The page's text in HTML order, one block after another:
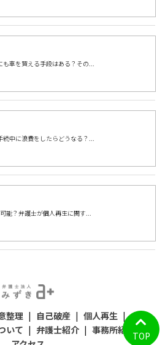
も車を買える手段はある？その...
続中に浪費をしたらどうなる？...
能？弁護士が個人再生に関す...
整理 | 自己破産 | 個人再生 |
いて | 弁護士紹介 | 事務所紹介
TOP